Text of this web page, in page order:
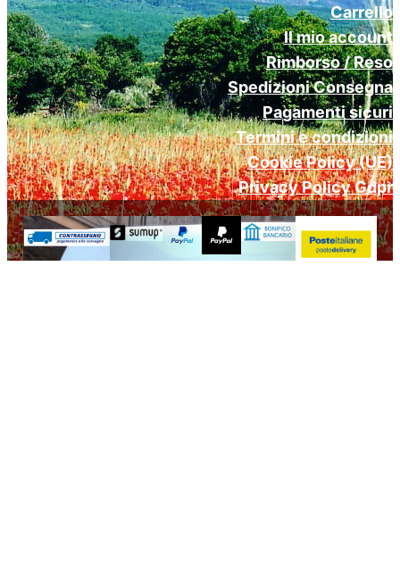
Carrello
Il mio account
Rimborso / Reso
Spedizioni Consegna
Pagamenti sicuri
Termini e condizioni
Cookie Policy (UE)
Privacy Policy Gdpr